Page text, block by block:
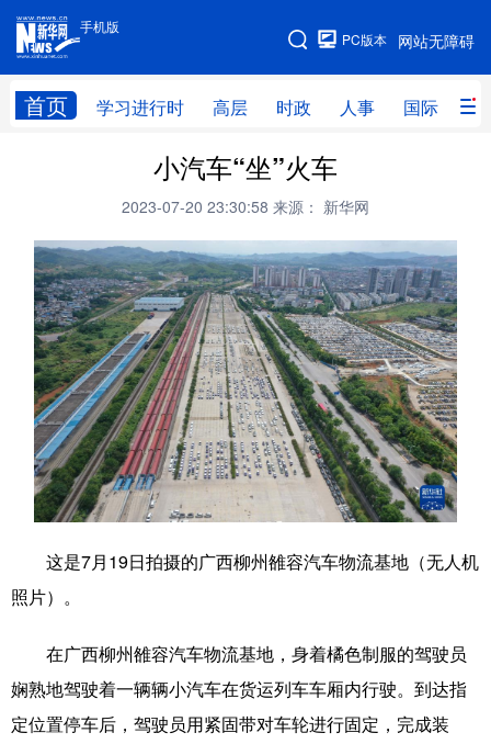
手机版
网站无障碍
PC版本
首页 学习进行时 高层 时政 人事 国际 财
手机版
网站地图
高层 时政
财经 网评
台湾 思客智库 全球连线 教育
科技 科创 量子 体育
文化 书画 健康 军事
访谈 视频 图片 政务
法律 中央文件 金融 汽车
食品 人居 信息化 数字经济
文化产业
小汽车“坐”火车
2023-07-20 23:30:58 来源： 新华网
这是7月19日拍摄的广西柳州雒容汽车物流基地（无人机
照片）。
在广西柳州雒容汽车物流基地，身着橘色制服的驾驶员
娴熟地驾驶着一辆辆小汽车在货运列车车厢内行驶。到达指
定位置停车后，驾驶员用紧固带对车轮进行固定，完成装